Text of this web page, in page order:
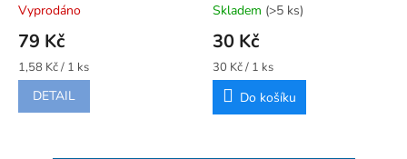
Vyprodáno
79 Kč
Měrná
cena:
1,58 Kč / 1 ks
DETAIL
Skladem (>5 ks)
30 Kč
Měrná
cena:
30 Kč / 1 ks
Do košíku